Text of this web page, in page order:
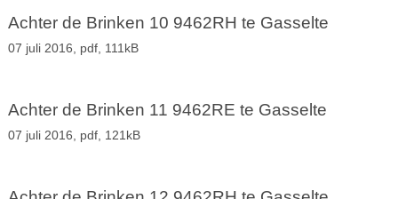
Achter de Brinken 10 9462RH te Gasselte
07 juli 2016, pdf, 111kB
Achter de Brinken 11 9462RE te Gasselte
07 juli 2016, pdf, 121kB